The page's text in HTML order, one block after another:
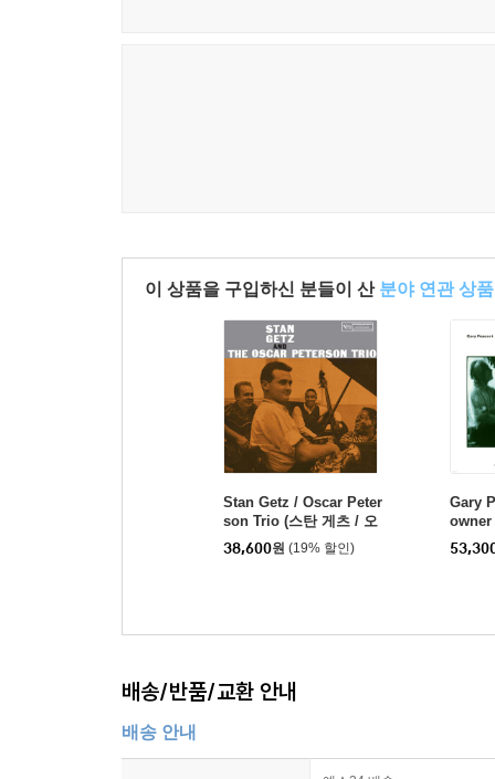
이 상품을 구입하신 분들이 산 분야 연관 상품
Stan Getz / Oscar Peter
son Trio (스탄 게츠 / 오
스카 피터슨 트리오) - St
an Getz And The Oscar
38,600원 (19% 할인)
Gary
owner
타우
배송/반품/교환 안내
배송 안내